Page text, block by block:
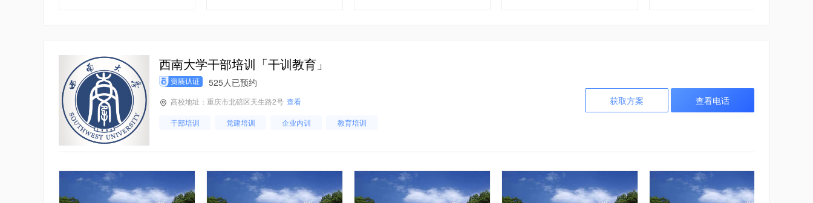
获取方案 查看电话
西南大学干部培训「干训教育」
525人已预约
高校地址：重庆市北碚区天生路2号 查看
干部培训 党建培训 企业内训 教育培训